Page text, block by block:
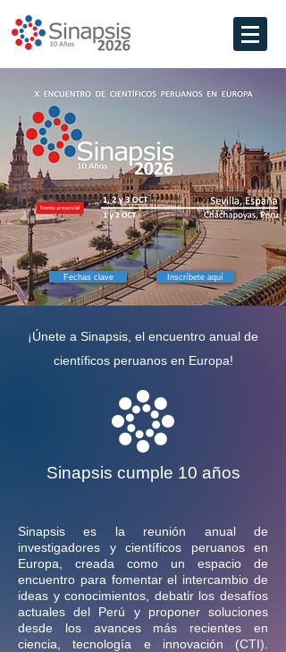
Fechas clave Inscríbete aquí
¡Únete a Sinapsis, el encuentro anual de
científicos peruanos en Europa!
Sinapsis cumple 10 años
Sinapsis es la reunión anual de
investigadores y científicos peruanos en
Europa, creada como un espacio de
encuentro para fomentar el intercambio de
ideas y conocimientos, debatir los desafíos
actuales del Perú y proponer soluciones
desde los avances más recientes en
ciencia, tecnología e innovación (CTI).